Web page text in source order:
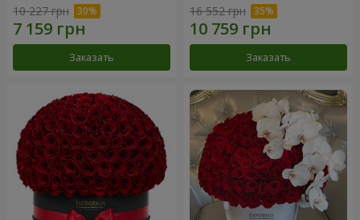
10 227 грн
Заказать
16 552 грн
Заказать